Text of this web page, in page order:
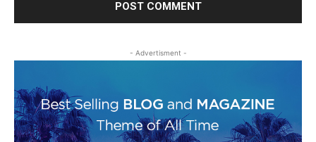
- Advertisment -